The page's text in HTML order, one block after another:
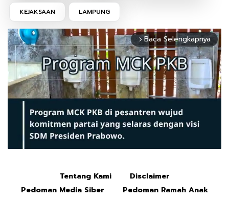
KEJAKSAAN LAMPUNG
arrow_forward_ios Baca Selengkapnya
Tentang Kami
Disclaimer
Pedoman Media Siber
Pedoman Ramah Anak